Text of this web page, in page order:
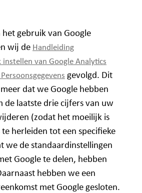
het gebruik van Google
wij de Handleiding
van Google Analytics
gevolgd. Dit
dat we Google hebben
de laatste drie cijfers van uw
(zodat het moeilijk is
herleiden tot een specifieke
we de standaardinstellingen
Google te delen, hebben
hebben we een
met Google gesloten.